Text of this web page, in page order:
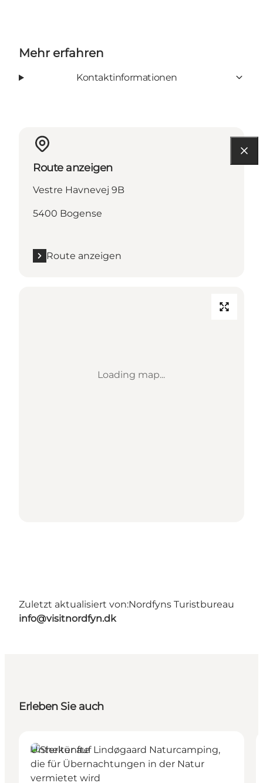
Mehr erfahren
Kontaktinformationen
Route anzeigen
Vestre Havnevej 9B
5400 Bogense
Route anzeigen
Loading map...
Zuletzt aktualisiert von:Nordfyns Turistbureau
info@visitnordfyn.dk
Erleben Sie auch
Unterkünfte